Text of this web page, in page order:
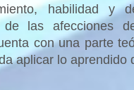
habilidad y
de las afecciones
con una parte
aplicar lo aprendido